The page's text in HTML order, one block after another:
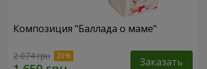
Композиция "Баллада о маме"
2 074 грн Заказать